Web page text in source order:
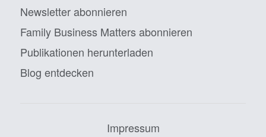
Newsletter abonnieren
Family Business Matters abonnieren
Publikationen herunterladen
Blog entdecken
Impressum